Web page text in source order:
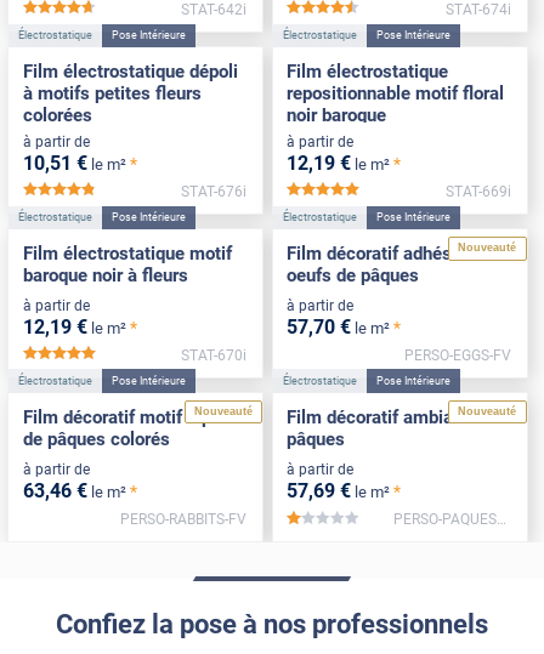
*****
STAT-642i
*****
STAT-674i
Électrostatique Pose Intérieure
Film électrostatique dépoli
à motifs petites fleurs
colorées
à partir de
10,51 € le m² *
STAT-676i
Électrostatique Pose Intérieure
Film électrostatique
repositionnable motif floral
noir baroque
à partir de
12,19 € le m² *
STAT-669i
Électrostatique Pose Intérieure
Film électrostatique motif
baroque noir à fleurs
à partir de
12,19 € le m² *
*****
STAT-670i
Nouveauté
Électrostatique Pose Intérieure
Film décoratif adhésif motif
oeufs de pâques
à partir de
57,70 € le m² *
PERSO-EGGS-FV
Nouveauté
Électrostatique Pose Intérieure
Film décoratif motif lapins
de pâques colorés
à partir de
63,46 € le m² *
PERSO-RABBITS-FV
Nouveauté
Électrostatique Pose Intérieure
Film décoratif ambiance
pâques
à partir de
57,69 € le m² *
*****
Confiez la pose à nos professionnels